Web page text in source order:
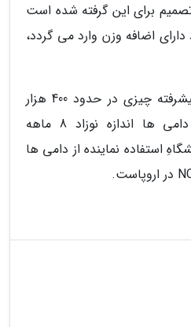
برای این گرفته شده است
دارای اضافه وزن وارد می گردد،
قیمت تقریبی یک دامی پیشرفته چیزی در حدود 400 هزار
دلار است. کوچک ترین دامی ها اندازه نوزاد 8 ماهه
استفاده نماینده از دامی ها